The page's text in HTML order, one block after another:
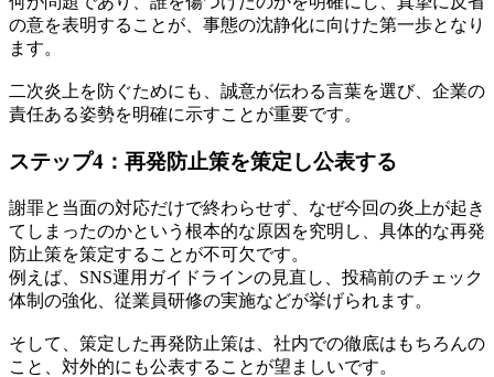
の意を表明することが、事態の沈静化に向けた第一歩となり
ます。
二次炎上を防ぐためにも、誠意が伝わる言葉を選び、企業の
責任ある姿勢を明確に示すことが重要です。
ステップ4：再発防止策を策定し公表する
謝罪と当面の対応だけで終わらせず、なぜ今回の炎上が起き
てしまったのかという根本的な原因を究明し、具体的な再発
防止策を策定することが不可欠です。
例えば、SNS運用ガイドラインの見直し、投稿前のチェック
体制の強化、従業員研修の実施などが挙げられます。
そして、策定した再発防止策は、社内での徹底はもちろんの
こと、対外的にも公表することが望ましいです。